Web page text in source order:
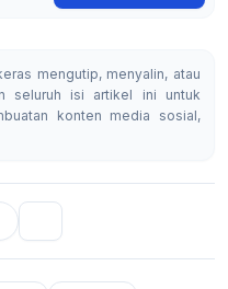
mengutip, menyalin, atau
seluruh isi artikel ini untuk
konten media sosial,